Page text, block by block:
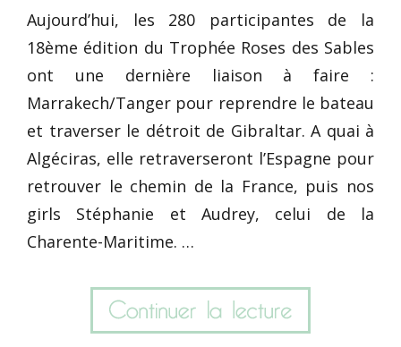
Aujourd’hui, les 280 participantes de la
18ème édition du Trophée Roses des Sables
ont une dernière liaison à faire :
Marrakech/Tanger pour reprendre le bateau
et traverser le détroit de Gibraltar. A quai à
Algéciras, elle retraverseront l’Espagne pour
retrouver le chemin de la France, puis nos
girls Stéphanie et Audrey, celui de la
Charente-Maritime. …